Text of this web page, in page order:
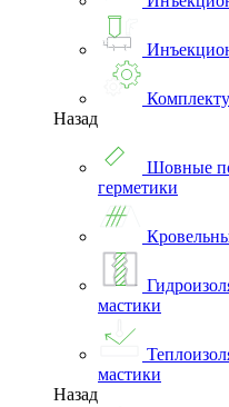
Назад
Шовные
герметики
мастики
мастики
Назад